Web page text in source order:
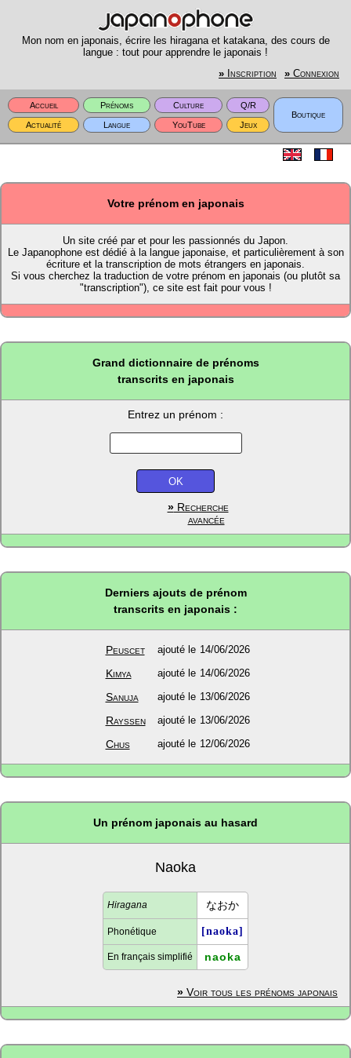
Mon nom en japonais, écrire les hiragana et katakana, des cours de
langue : tout pour apprendre le japonais !
» Inscription » Connexion
Accueil Prénoms Culture
Q/R
Boutique
Actualité
Langue YouTube Jeux
Votre prénom en japonais
Un site créé par et pour les passionnés du Japon.
Le Japanophone est dédié à la langue japonaise, et particulièrement à son
écriture et la transcription de mots étrangers en japonais.
Si vous cherchez la traduction de votre prénom en japonais (ou plutôt sa
"transcription"), ce site est fait pour vous !
Grand dictionnaire de prénoms
transcrits en japonais
Entrez un prénom :
»Recherche
avancée
Derniers ajouts de prénom
transcrits en japonais :
Peuscet ajouté le 14/06/2026
Kimya ajouté le 14/06/2026
Sanuja ajouté le 13/06/2026
Rayssen ajouté le 13/06/2026
Chus ajouté le 12/06/2026
Un prénom japonais au hasard
Naoka
Hiragana なおか
Phonétique [naoka]
En français simplifié naoka
» Voir tous les prénoms japonais